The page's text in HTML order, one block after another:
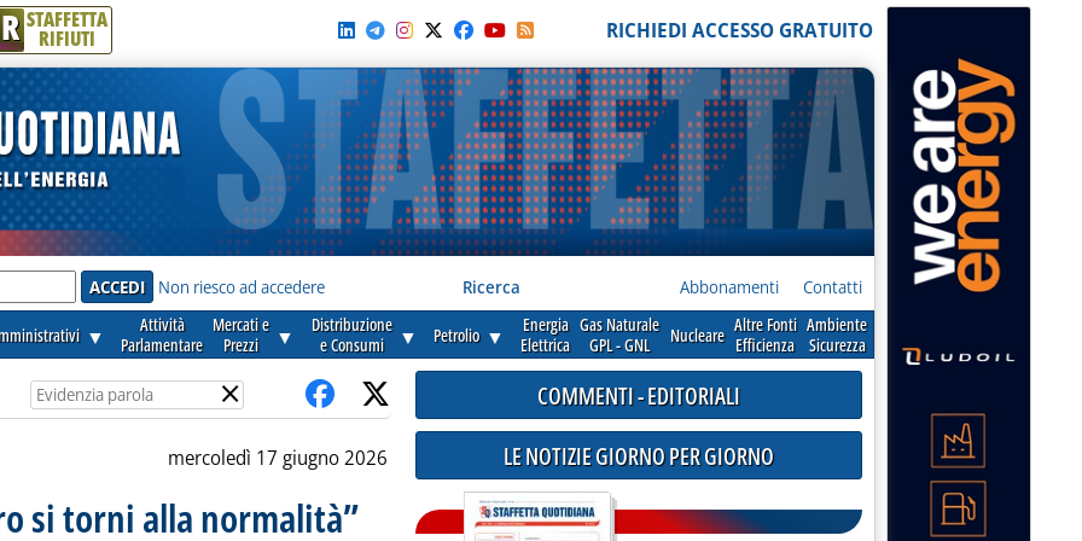
R STAFFETTA
RIFIUTI RICHIEDI ACCESSO GRATUITO
Non riesco ad accedere Ricerca Abbonamenti Contatti
▼
Attività
Parlamentare
Mercati e
Prezzi
▼
Distribuzione
e Consumi
▼ Petrolio ▼
Energia
Elettrica
Gas Naturale
GPL - GNL
Nucleare Altre Fonti
Efficienza
Ambiente
Sicurezza
×
mercoledì 17 giugno 2026
si torni alla normalità”
COMMENTI - EDITORIALI
LE NOTIZIE GIORNO PER GIORNO